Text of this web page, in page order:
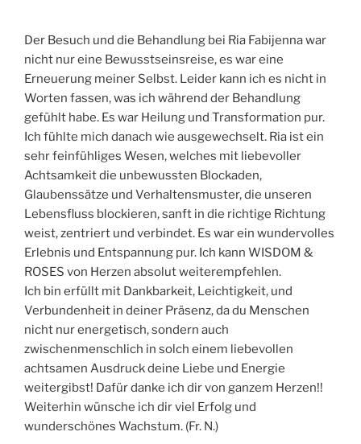
Der Besuch und die Behandlung bei Ria Fabijenna war
nicht nur eine Bewusstseinsreise, es war eine
Erneuerung meiner Selbst. Leider kann ich es nicht in
Worten fassen, was ich während der Behandlung
gefühlt habe. Es war Heilung und Transformation pur.
Ich fühlte mich danach wie ausgewechselt. Ria ist ein
sehr feinfühliges Wesen, welches mit liebevoller
Achtsamkeit die unbewussten Blockaden,
Glaubenssätze und Verhaltensmuster, die unseren
Lebensfluss blockieren, sanft in die richtige Richtung
weist, zentriert und verbindet. Es war ein wundervolles
Erlebnis und Entspannung pur. Ich kann WISDOM &
ROSES von Herzen absolut weiterempfehlen.
Ich bin erfüllt mit Dankbarkeit, Leichtigkeit, und
Verbundenheit in deiner Präsenz, da du Menschen
nicht nur energetisch, sondern auch
zwischenmenschlich in solch einem liebevollen
achtsamen Ausdruck deine Liebe und Energie
weitergibst! Dafür danke ich dir von ganzem Herzen!!
Weiterhin wünsche ich dir viel Erfolg und
wunderschönes Wachstum. (Fr. N.)